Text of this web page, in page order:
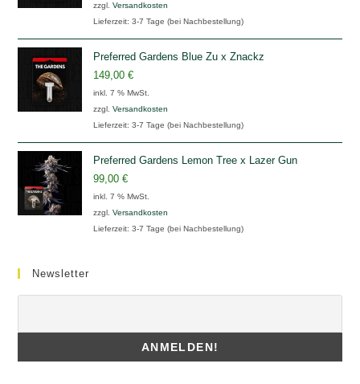
zzgl.Versandkosten
Lieferzeit:3-7 Tage (bei Nachbestellung)
Preferred Gardens Blue Zu x Znackz
149,00€
inkl. 7 % MwSt.
zzgl.Versandkosten
Lieferzeit:3-7 Tage (bei Nachbestellung)
Preferred Gardens Lemon Tree x Lazer Gun
99,00€
inkl. 7 % MwSt.
zzgl.Versandkosten
Lieferzeit:3-7 Tage (bei Nachbestellung)
Newsletter